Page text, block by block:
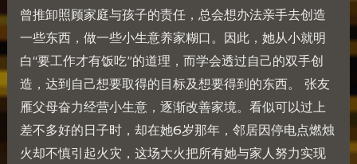
曾推卸照顾家庭与孩子的责任，总会想办法亲手去创造
一些东西，做一些小生意养家糊口。因此，她从小就明
白“要工作才有饭吃”的道理，而学会透过自己的双手创
造，达到自己想要取得的目标及想要得到的东西。 张友
雁父母奋力经营小生意，逐渐改善家境。看似可以过上
差不多好的日子时，却在她6岁那年，邻居因停电点燃烛
火却不慎引起火灾，这场大火把所有她与家人努力实现